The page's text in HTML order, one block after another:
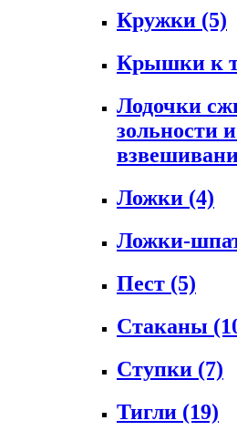
Кружки (5)
Крышки к
Лодочки
зольности
Ложки (4)
Ложки-
Пест (5)
Стаканы
Ступки (7)
Тигли (19)